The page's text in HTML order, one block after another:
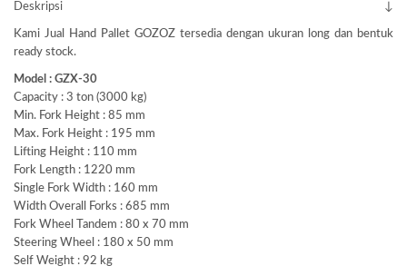
Deskripsi
Kami Jual Hand Pallet GOZOZ tersedia dengan ukuran long dan bentuk
ready stock.
Model : GZX-30
Capacity : 3 ton (3000 kg)
Min. Fork Height : 85 mm
Max. Fork Height : 195 mm
Lifting Height : 110 mm
Fork Length : 1220 mm
Single Fork Width : 160 mm
Width Overall Forks : 685 mm
Fork Wheel Tandem : 80 x 70 mm
Steering Wheel : 180 x 50 mm
Self Weight : 92 kg